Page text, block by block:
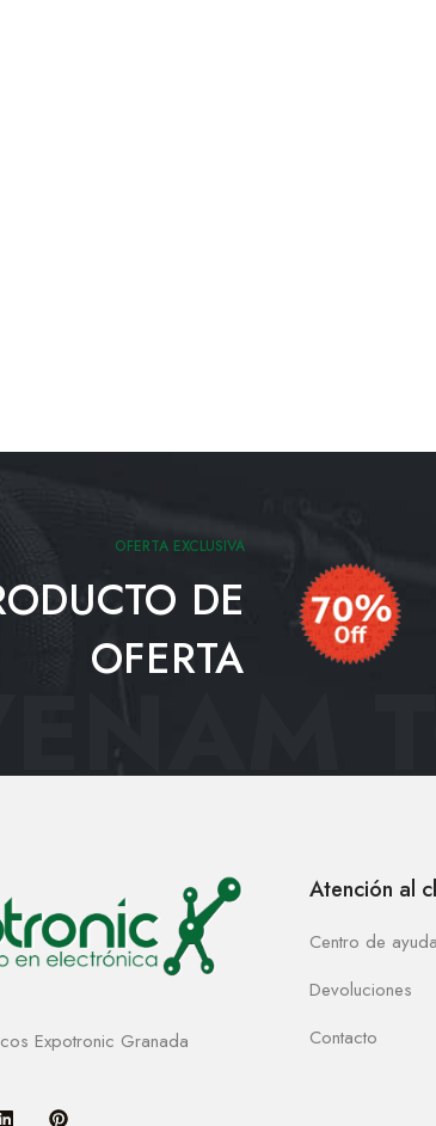
OFERTA EXCLUSIVA
DE
OFERTA
Expotronic Granada
Atención al
Centro de ayuda
Devoluciones
Contacto